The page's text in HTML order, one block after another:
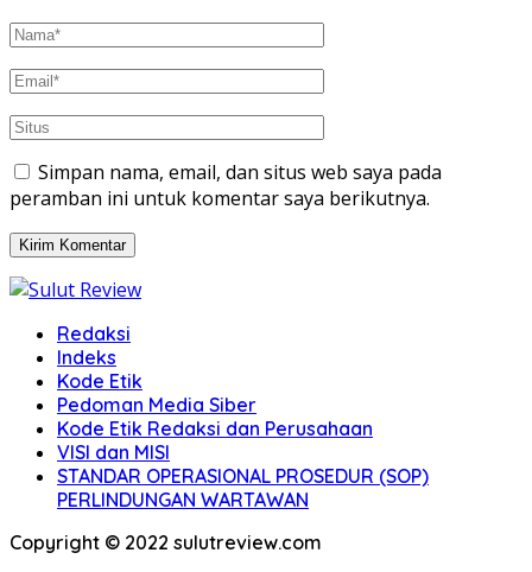
Simpan nama, email, dan situs web saya pada
peramban ini untuk komentar saya berikutnya.
Redaksi
Indeks
Kode Etik
Pedoman Media Siber
Kode Etik Redaksi dan Perusahaan
VISI dan MISI
STANDAR OPERASIONAL PROSEDUR (SOP)
PERLINDUNGAN WARTAWAN
Copyright © 2022 sulutreview.com